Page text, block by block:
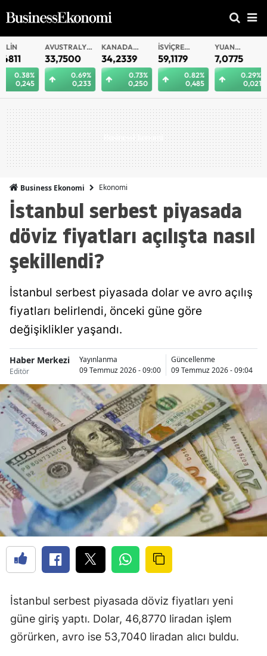
AVUSTRALYA
DOLARI
33,7500
0.69%
0,233
KANADA
DOLARI
34,2339
0.73%
0,250
İSVIÇRE
FRANKI
59,1179
0.82%
0,485
YUAN
OFFSHORE
7,0775
0.29%
0,021
YUAN
7,0812
Business Ekonomi Ekonomi
İstanbul serbest piyasada
döviz fiyatları açılışta nasıl
şekillendi?
İstanbul serbest piyasada dolar ve avro açılış
fiyatları belirlendi, önceki güne göre
değişiklikler yaşandı.
Haber Merkezi
Editör
Yayınlanma
09 Temmuz 2026 - 09:00
Güncellenme
09 Temmuz 2026 - 09:04
İstanbul serbest piyasada döviz fiyatları yeni
güne giriş yaptı. Dolar, 46,8770 liradan işlem
görürken, avro ise 53,7040 liradan alıcı buldu.